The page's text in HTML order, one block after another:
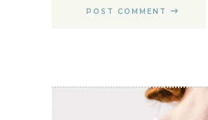
POST COMMENT